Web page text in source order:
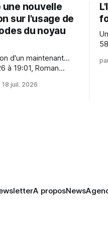
nouvelle
sur l'usage de
du noyau
d'un maintenant...
à 19:01, Roman
18 juil. 2026
A proposNews